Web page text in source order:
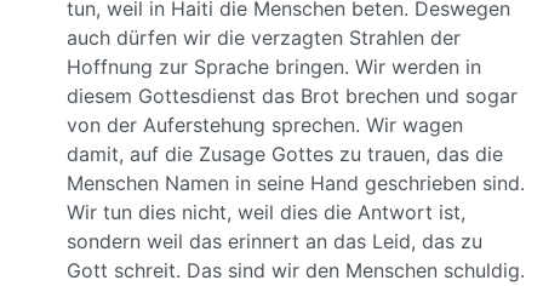
tun, weil in Haiti die Menschen beten. Deswegen
auch dürfen wir die verzagten Strahlen der
Hoffnung zur Sprache bringen. Wir werden in
diesem Gottesdienst das Brot brechen und sogar
von der Auferstehung sprechen. Wir wagen
damit, auf die Zusage Gottes zu trauen, das die
Menschen Namen in seine Hand geschrieben sind.
Wir tun dies nicht, weil dies die Antwort ist,
sondern weil das erinnert an das Leid, das zu
Gott schreit. Das sind wir den Menschen schuldig.